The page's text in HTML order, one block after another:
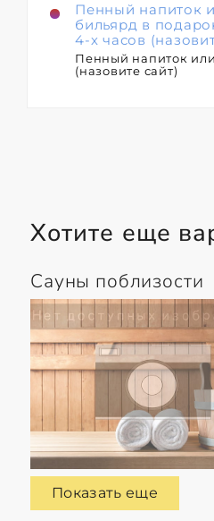
Пенный напиток
бильярд в
4-х часов
Пенный напиток
(назовите сайт)
Хотите еще
Сауны поблизости
Показать еще